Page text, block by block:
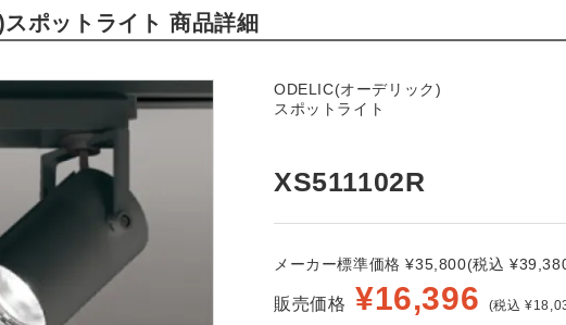
ポットライト 商品詳細
ODELIC(オーデリック)
スポットライト
XS511102R
メーカー標準価格 ¥35,800(税込
販売価格 ¥16,396 (税込